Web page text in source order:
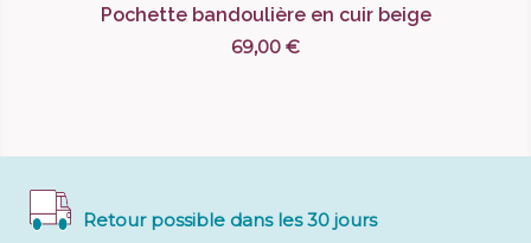
Pochette bandoulière en cuir beige
69,00 €
Retour possible dans les 30 jours